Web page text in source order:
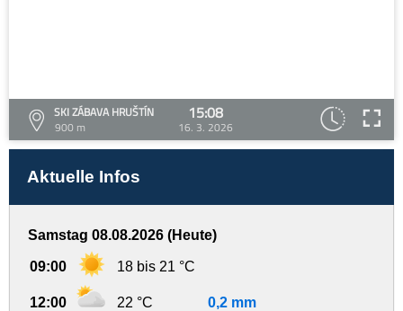
SKI ZÁBAVA HRUŠTÍN
900 m
15:08
16. 3. 2026
Aktuelle Infos
Samstag 08.08.2026 (Heute)
09:00 18 bis 21 °C
12:00 22 °C 0,2 mm